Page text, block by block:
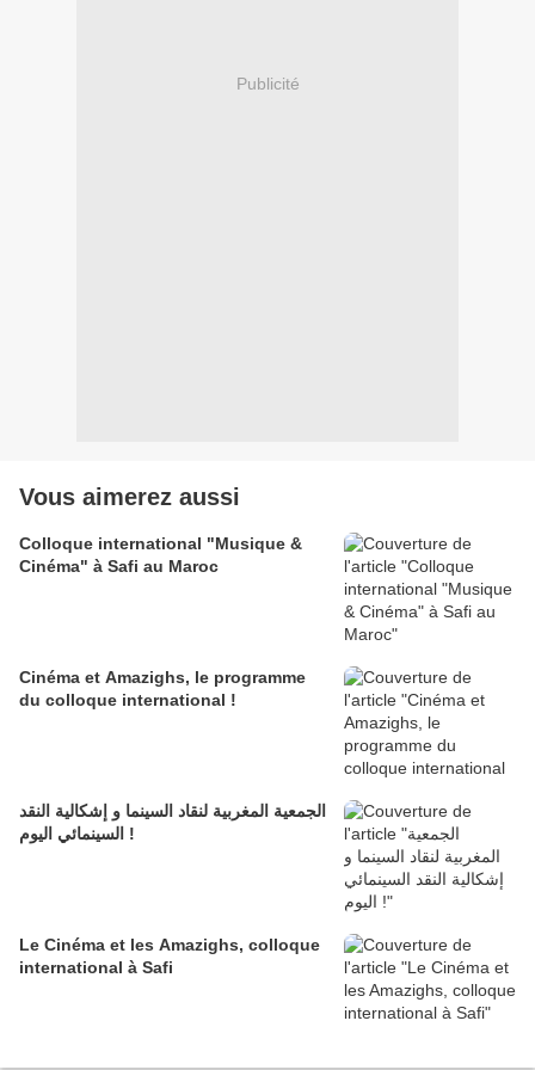
Publicité
Vous aimerez aussi
Colloque international "Musique &
Cinéma" à Safi au Maroc
Cinéma et Amazighs, le programme
du colloque international !
الجمعية المغربية لنقاد السينما و إشكالية النقد
السينمائي اليوم !
Le Cinéma et les Amazighs, colloque
international à Safi